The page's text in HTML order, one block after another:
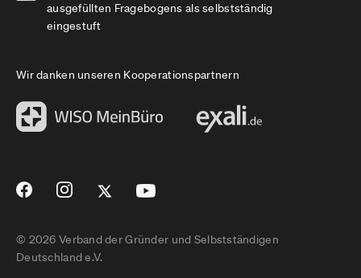
ausgefüllten Fragebogens als selbstständig
eingestuft
Wir danken unseren Kooperationspartnern
© 2026 Verband der Gründer und Selbstständigen
Deutschland e.V.